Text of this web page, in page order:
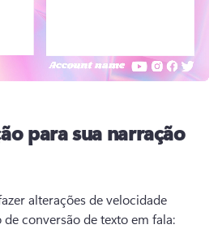
para sua narração
alterações de velocidade
conversão de texto em fala: